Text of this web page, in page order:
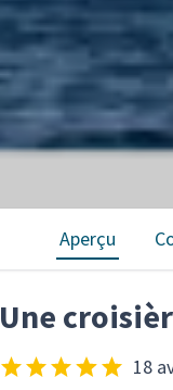
Aperçu
Une
18